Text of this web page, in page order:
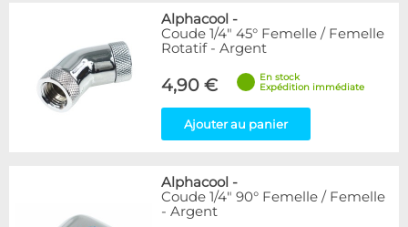
Alphacool -
Coude 1/4" 45° Femelle / Femelle
Rotatif - Argent
4,90 €
En stock
Expédition immédiate
Ajouter au panier
Alphacool -
Coude 1/4" 90° Femelle / Femelle
- Argent